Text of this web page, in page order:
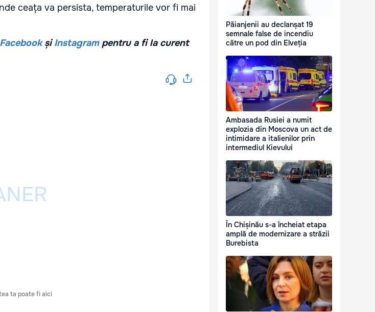
ceața va persista, temperaturile vor fi mai
Facebook șiInstagrampentru a fi la curent
ta poate fi aici
Păianjenii au declanșat 19
semnale false de incendiu
către un pod din Elveția
Ambasada Rusiei a numit
explozia din Moscova un act de
intimidare a italienilor prin
intermediul Kievului
În Chișinău s-a încheiat etapa
amplă de modernizare a străzii
Burebista